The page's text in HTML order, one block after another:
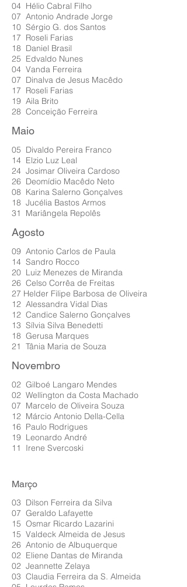
04 Hélio Cabral Filho
07 Antonio Andrade Jorge
10 Sérgio G. dos Santos
17 Roseli Farias
18 Daniel Brasil
25 Edvaldo Nunes
04 Vanda Ferreira
07 Dinalva de Jesus Macêdo
17 Roseli Farias
19 Aila Brito
28 Conceição Ferreira
Maio
05 Divaldo Pereira Franco
14 Elzio Luz Leal
24 Josimar Oliveira Cardoso
26 Deomídio Macêdo Neto
08 Karina Salerno Gonçalves
18 Jucélia Bastos Armos
31 Mariângela Repolês
Agosto
09 Antonio Carlos de Paula
14 Sandro Rocco
20 Luiz Menezes de Miranda
26 Celso Corrêa de Freitas
27 Helder Filipe Barbosa de Oliveira
12 Alessandra Vidal Dias
12 Candice Salerno Gonçalves
13 Sílvia Silva Benedetti
18 Gerusa Marques
21 Tânia Maria de Souza
Novembro
02 Gilboé Langaro Mendes
02 Wellington da Costa Machado
07 Marcelo de Oliveira Souza
12 Márcio Antonio Della-Cella
16 Paulo Rodrigues
19 Leonardo André
11 Irene Svercoski
Março
03 Dilson Ferreira da Silva
07 Geraldo Lafayette
15 Osmar Ricardo Lazarini
15 Valdeck Almeida de Jesus
26 Antonio de Albuquerque
02 Eliene Dantas de Miranda
02 Jeannette Zelaya
03 Claudia Ferreira da S. Almeida